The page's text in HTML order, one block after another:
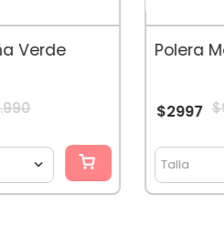
En Pillín, Nos Encanta Ser Niños!
Verde
.990
Polera
$2997 $
Talla